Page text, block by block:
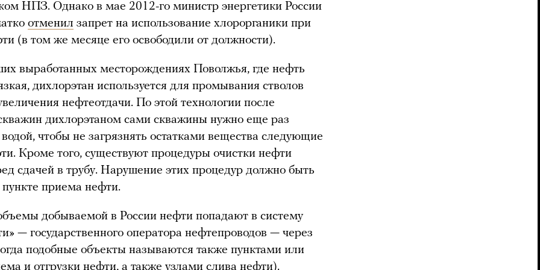
НПЗ. Однако в мае 2012-го министр энергетики России
отменил запрет на использование хлорорганики при
(в том же месяце его освободили от должности).
выработанных месторождениях Поволжья, где нефть
дихлорэтан используется для промывания стволов
нефтеотдачи. По этой технологии после
дихлорэтаном сами скважины нужно еще раз
чтобы не загрязнять остатками вещества следующие
Кроме того, существуют процедуры очистки нефти
сдачей в трубу. Нарушение этих процедур должно быть
приема нефти.
добываемой в России нефти попадают в систему
— государственного оператора нефтепроводов — через
подобные объекты называются также пунктами или
и отгрузки нефти, а также узлами слива нефти).